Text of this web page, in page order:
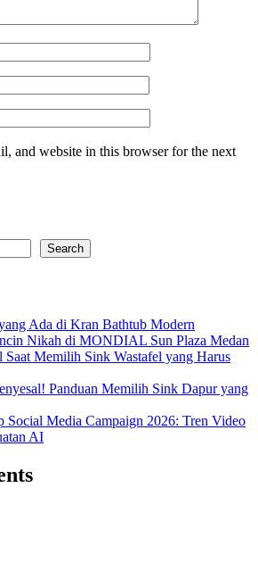
and website in this browser for the next
Search
Ada di Kran Bathtub Modern
Nikah di MONDIAL Sun Plaza Medan
Saat Memilih Sink Wastafel yang Harus
Panduan Memilih Sink Dapur yang
Social Media Campaign 2026: Tren Video
AI